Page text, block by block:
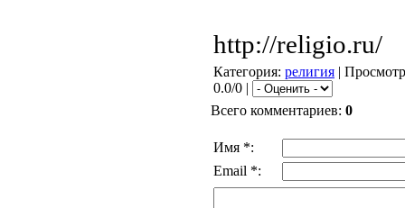
http://religio.ru/
Категория: религия |
0.0/0 |
Всего комментариев: 0
Имя *:
Email *: